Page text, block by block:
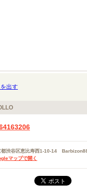
出す
都渋谷区恵比寿西1-10-14
マップで開く